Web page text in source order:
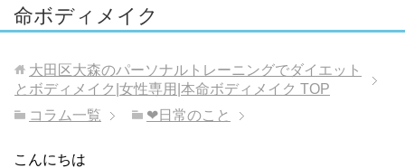
命ボディメイク
大田区大森のパーソナルトレーニングでダイエット
とボディメイク|女性専用|本命ボディメイク TOP
コラム一覧
❤︎日常のこと
こんにちは